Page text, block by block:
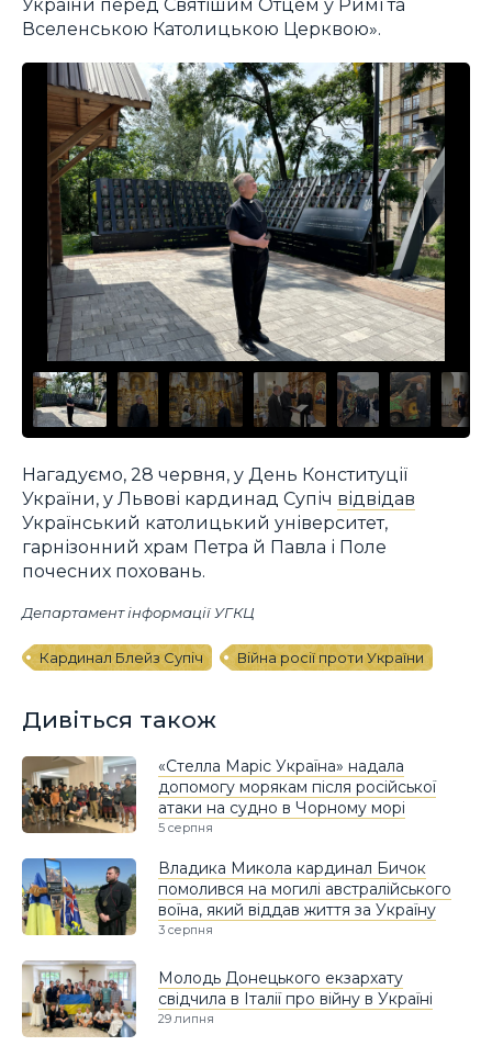
Вселенською Католицькою Церквою».
Нагадуємо, 28 червня, у День Конституції
України, у Львові кардинад Супіч відвідав
Український католицький університет,
гарнізонний храм Петра й Павла і Поле
почесних поховань.
Департамент інформації УГКЦ
Кардинал Блейз Супіч Війна росії проти України
Дивіться також
«Стелла Маріс Україна» надала
допомогу морякам після російської
атаки на судно в Чорному морі
5 серпня
Владика Микола кардинал Бичок
помолився на могилі австралійського
воїна, який віддав життя за Україну
3 серпня
Молодь Донецького екзархату
свідчила в Італії про війну в Україні
29 липня